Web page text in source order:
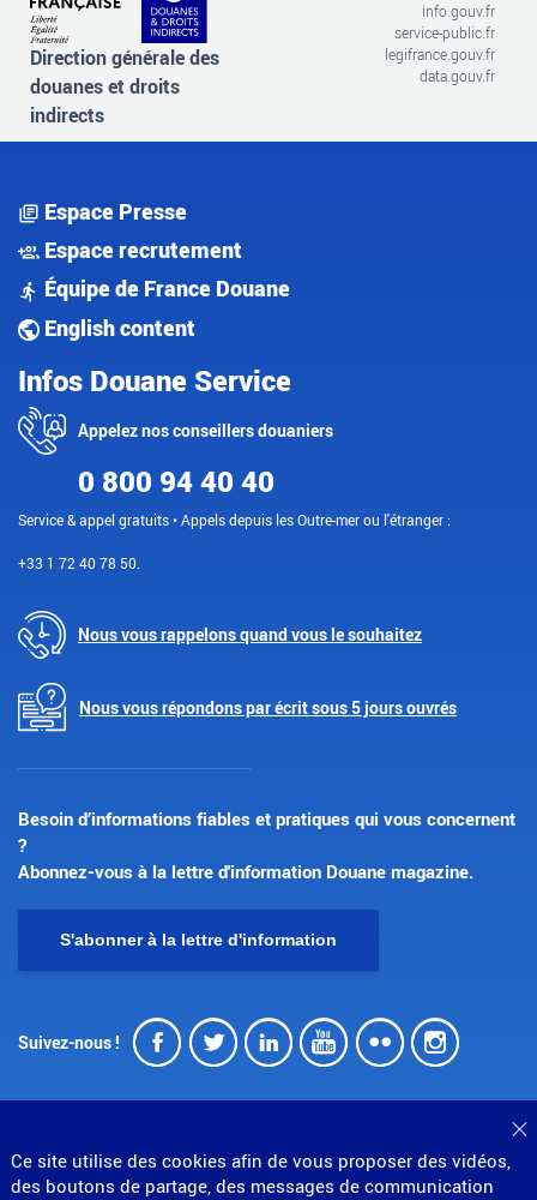
Ce site utilise des cookies afin de vous proposer des vidéos,
des boutons de partage, des messages de communication
Direction générale des
douanes et droits
indirects
info.gouv.fr
service-public.fr
legifrance.gouv.fr
data.gouv.fr
Espace Presse
Espace recrutement
Équipe de France Douane
English content
Infos Douane Service
Appelez nos conseillers douaniers
0 800 94 40 40
Service & appel gratuits • Appels depuis les Outre-mer ou l'étranger :
+33 1 72 40 78 50.
Nous vous rappelons quand vous le souhaitez
Nous vous répondons par écrit sous 5 jours ouvrés
Besoin d’informations fiables et pratiques qui vous concernent
?
Abonnez-vous à la lettre d'information Douane magazine.
S'abonner à la lettre d'information
Suivez-nous ! Facebook
Twitter
LinkedIn
Youtube
Flickr